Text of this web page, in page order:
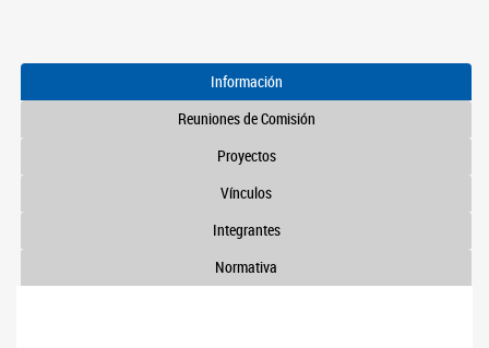
Información
Reuniones de Comisión
Proyectos
Vínculos
Integrantes
Normativa